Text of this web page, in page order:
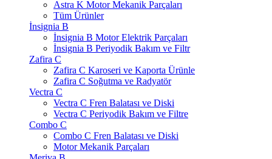
Astra K Motor Mekanik Parçaları
Tüm Ürünler
İnsignia B
İnsignia B Motor Elektrik Parçaları
İnsignia B Periyodik Bakım ve Filtr
Zafira C
Zafira C Karoseri ve Kaporta Ürünle
Zafira C Soğutma ve Radyatör
Vectra C
Vectra C Fren Balatası ve Diski
Vectra C Periyodik Bakım ve Filtre
Combo C
Combo C Fren Balatası ve Diski
Motor Mekanik Parçaları